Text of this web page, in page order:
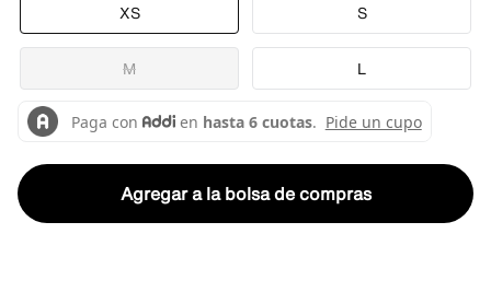
XS S
M L
Agregar a la bolsa de compras